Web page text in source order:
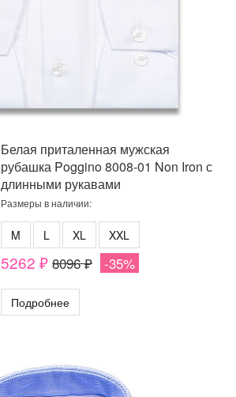
Белая приталенная мужская
рубашка Poggino 8008-01 Non Iron с
длинными рукавами
Размеры в наличии:
M L XL XXL
5262 ₽ 8096 ₽ -35%
Подробнее